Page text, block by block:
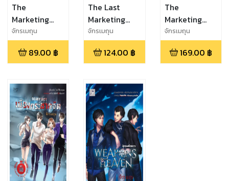
The
Marketing
Story การ
ตลาดป่วนรัก
ภาค 2
จักรเมถุน
89.00 ฿
The Last
Marketing
Story ในมุม
หนึ่ง คิดถึง
ตลอดไป
จักรเมถุน
124.00 ฿
The
Marketing
stories การ
ตลาดป่วนรัก
(Uncut)
จักรเมถุน
169.00 ฿